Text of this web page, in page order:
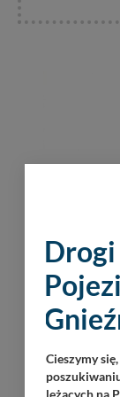
Drogi
Cieszymy